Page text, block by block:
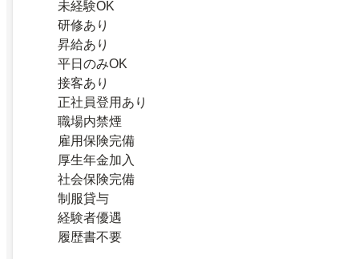
未経験OK
研修あり
昇給あり
平日のみOK
接客あり
正社員登用あり
職場内禁煙
雇用保険完備
厚生年金加入
社会保険完備
制服貸与
経験者優遇
履歴書不要